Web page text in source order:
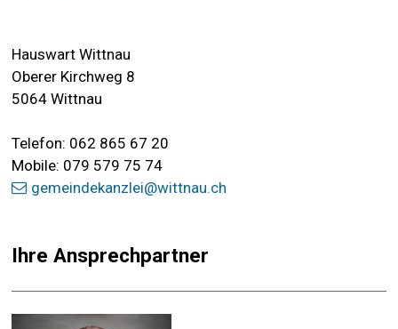
Hauswart Wittnau
Oberer Kirchweg 8
5064 Wittnau
Telefon: 062 865 67 20
Mobile: 079 579 75 74
gemeindekanzlei@wittnau.ch
Ihre Ansprechpartner